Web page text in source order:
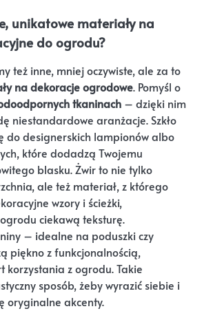
unikatowe materiały na
do ogrodu?
też inne, mniej oczywiste, ale za to
na dekoracje ogrodowe. Pomyśl o
tkaninach – dzięki nim
niestandardowe aranżacje. Szkło
do designerskich lampionów albo
które dodadzą Twojemu
blasku. Żwir to nie tylko
ale też materiał, z którego
wzory i ścieżki,
ciekawą teksturę.
– idealne na poduszki czy
piękno z funkcjonalnością,
korzystania z ogrodu. Takie
sposób, żeby wyrazić siebie i
oryginalne akcenty.